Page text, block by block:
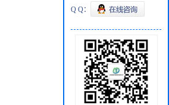
Q Q：